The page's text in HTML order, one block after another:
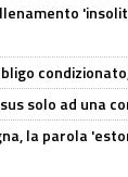
solo ad una
la parola